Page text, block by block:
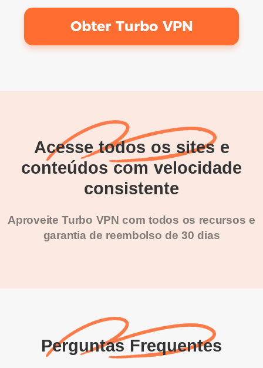
Obter Turbo VPN
Acesse todos os sites e
conteúdos com velocidade
consistente
Aproveite Turbo VPN com todos os recursos e
garantia de reembolso de 30 dias
Perguntas Frequentes